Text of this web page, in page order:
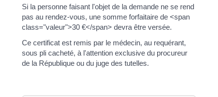
Si la personne faisant l'objet de la demande ne se rend
pas au rendez-vous, une somme forfaitaire de <span
class="valeur">30 €</span> devra être versée.
Ce certificat est remis par le médecin, au requérant,
sous pli cacheté, à l'attention exclusive du procureur
de la République ou du juge des tutelles.